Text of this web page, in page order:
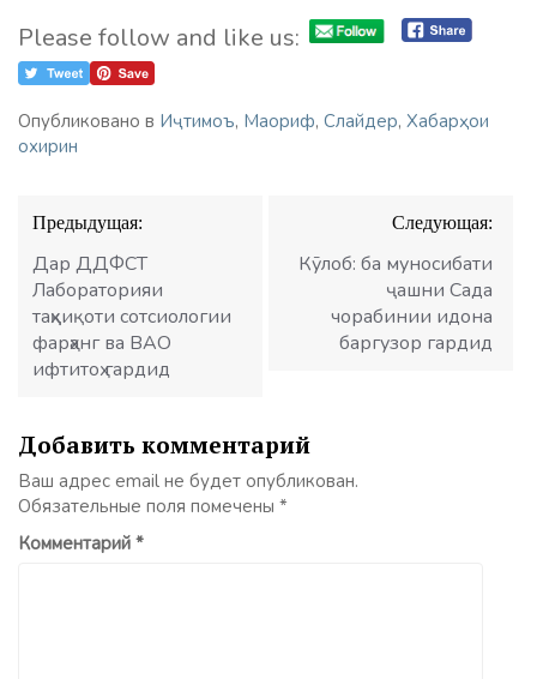
Please follow and like us:
Опубликовано в Иҷтимоъ, Маориф, Слайдер, Хабарҳои
охирин
Навигация
по
записям
Предыдущая:
Дар ДДФСТ
Лабораторияи
таҳқиқоти сотсиологии
фарҳанг ва ВАО
ифтитоҳ гардид
Следующая:
Кӯлоб: ба муносибати
ҷашни Сада
чорабинии идона
баргузор гардид
Добавить комментарий
Ваш адрес email не будет опубликован.
Обязательные поля помечены *
Комментарий *